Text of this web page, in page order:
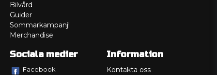
Bilvård
Guider
Sommarkampanj!
Merchandise
Sociala medier
Facebook
Information
Kontakta oss